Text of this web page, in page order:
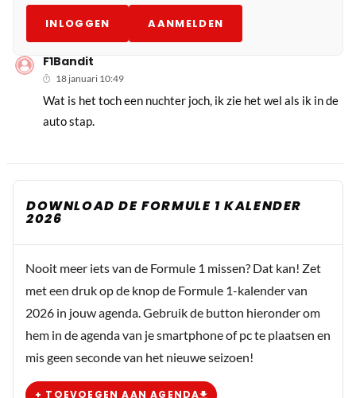
INLOGGEN AANMELDEN
F1Bandit
18 januari 10:49
Wat is het toch een nuchter joch, ik zie het wel als ik in de
auto stap.
DOWNLOAD DE FORMULE 1 KALENDER
2026
Nooit meer iets van de Formule 1 missen? Dat kan! Zet
met een druk op de knop de Formule 1-kalender van
2026 in jouw agenda. Gebruik de button hieronder om
hem in de agenda van je smartphone of pc te plaatsen en
mis geen seconde van het nieuwe seizoen!
+ TOEVOEGEN AAN AGENDA